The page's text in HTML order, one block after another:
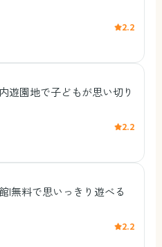
2.2
遊園地で子どもが思い切り
2.2
|無料で思いっきり遊べる
2.2